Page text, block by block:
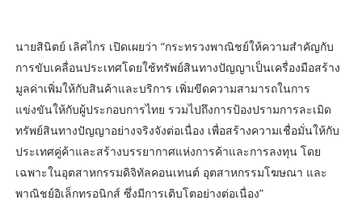
นายสินิตย์ เลิศไกร เปิดเผยว่า “กระทรวงพาณิชย์ให้ความสำคัญกับ
การขับเคลื่อนประเทศโดยใช้ทรัพย์สินทางปัญญาเป็นเครื่องมือสร้าง
มูลค่าเพิ่มให้กับสินค้าและบริการ เพิ่มขีดความสามารถในการ
แข่งขันให้กับผู้ประกอบการไทย รวมไปถึงการป้องปรามการละเมิด
ทรัพย์สินทางปัญญาอย่างจริงจังต่อเนื่อง เพื่อสร้างความเชื่อมั่นให้กับ
ประเทศคู่ค้าและสร้างบรรยากาศแห่งการค้าและการลงทุน โดย
เฉพาะในอุตสาหกรรมดิจิทัลคอนเทนต์ อุตสาหกรรมโฆษณา และ
พาณิชย์อิเล็กทรอนิกส์ ซึ่งมีการเติบโตอย่างต่อเนื่อง”